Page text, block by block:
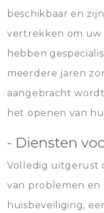
beschikbaar en
vertrekken om uw
hebben
meerdere jaren
aangebracht
het openen van
- Diensten
Volledig uitgerust
van problemen en
huisbeveiliging,